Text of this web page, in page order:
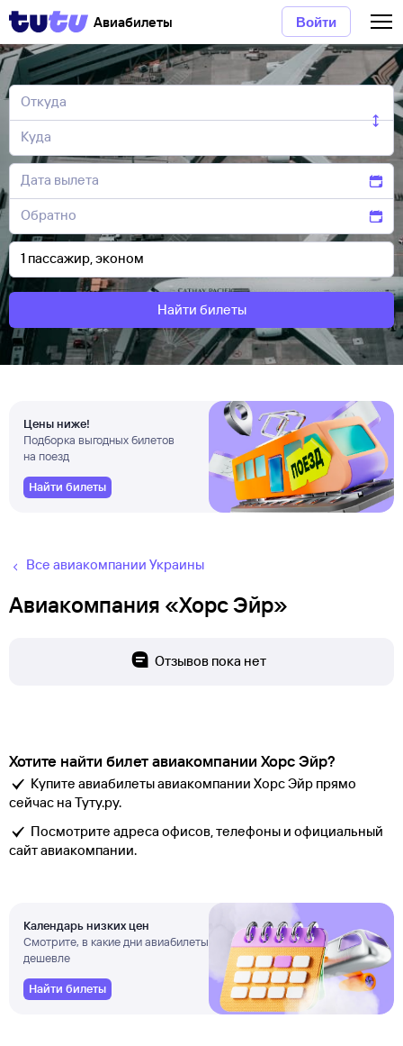
Авиабилеты Войти
Найти билеты
Цены ниже!
Подборка выгодных билетов
на поезд
Найти билеты
Все авиакомпании Украины
Авиакомпания «Хорс Эйр»
Отзывов пока нет
Хотите найти билет авиакомпании Хорс Эйр?
Купите авиабилеты авиакомпании Хорс Эйр прямо
сейчас на Туту.ру.
Посмотрите адреса офисов, телефоны и официальный
сайт авиакомпании.
Календарь низких цен
Смотрите, в какие дни авиабилеты
дешевле
Найти билеты